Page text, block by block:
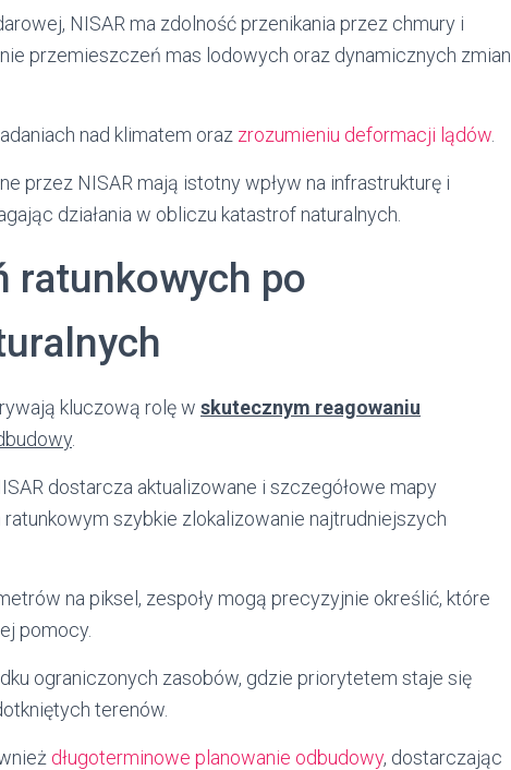
NISAR ma zdolność przenikania przez chmury i
przemieszczeń mas lodowych oraz dynamicznych zmian
nad klimatem oraz zrozumieniu deformacji lądów
przez NISAR mają istotny wpływ na infrastrukturę i
działania w obliczu katastrof naturalnych.
ratunkowych po
kluczową rolę w skutecznym reagowaniu
.
dostarcza aktualizowane i szczegółowe mapy
szybkie zlokalizowanie najtrudniejszych
na piksel, zespoły mogą precyzyjnie określić, które
pomocy.
ograniczonych zasobów, gdzie priorytetem staje się
terenów.
długoterminowe planowanie odbudowy, dostarczając